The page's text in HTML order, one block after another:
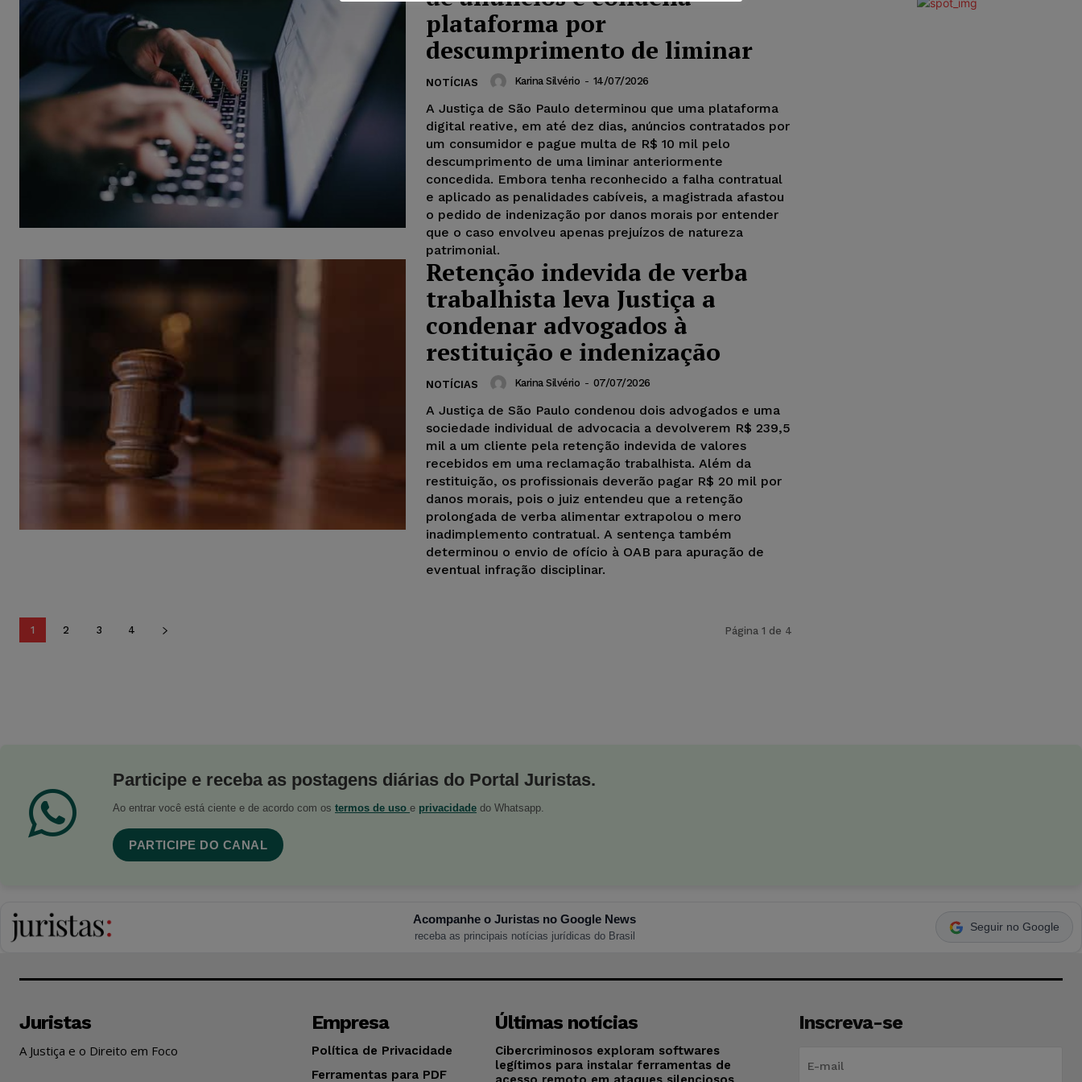
plataforma por
descumprimento de liminar
NOTÍCIAS Karina Silvério - 14/07/2026
A Justiça de São Paulo determinou que uma plataforma
digital reative, em até dez dias, anúncios contratados por
um consumidor e pague multa de R$ 10 mil pelo
descumprimento de uma liminar anteriormente
concedida. Embora tenha reconhecido a falha contratual
e aplicado as penalidades cabíveis, a magistrada afastou
o pedido de indenização por danos morais por entender
que o caso envolveu apenas prejuízos de natureza
patrimonial.
Retenção indevida de verba
trabalhista leva Justiça a
condenar advogados à
restituição e indenização
NOTÍCIAS Karina Silvério - 07/07/2026
A Justiça de São Paulo condenou dois advogados e uma
sociedade individual de advocacia a devolverem R$ 239,5
mil a um cliente pela retenção indevida de valores
recebidos em uma reclamação trabalhista. Além da
restituição, os profissionais deverão pagar R$ 20 mil por
danos morais, pois o juiz entendeu que a retenção
prolongada de verba alimentar extrapolou o mero
inadimplemento contratual. A sentença também
determinou o envio de ofício à OAB para apuração de
eventual infração disciplinar.
1 2 3 4 Página 1 de 4
Participe e receba as postagens diárias do Portal Juristas.
Ao entrar você está ciente e de acordo com os termos de uso e privacidade do Whatsapp.
PARTICIPE DO CANAL
Acompanhe o Juristas no Google News
receba as principais notícias jurídicas do Brasil
Seguir no Google
Juristas
A Justiça e o Direito em Foco
Empresa
Política de Privacidade
Ferramentas para PDF
Últimas notícias
Cibercriminosos exploram softwares
legítimos para instalar ferramentas de
Inscreva-se